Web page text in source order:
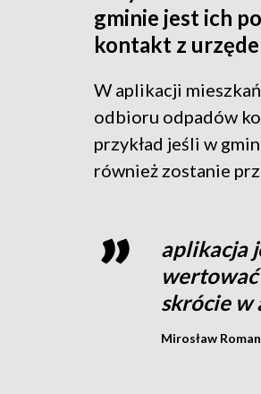
gminie jest ich
kontakt z
W aplikacji
odbioru odpadów
przykład jeśli w
również zostanie
aplikacja
skrócie w
Mirosław